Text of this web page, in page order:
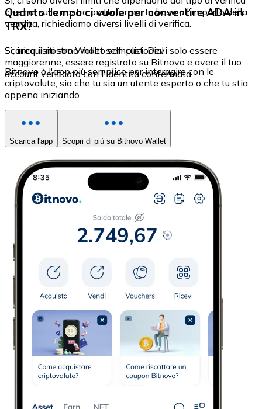
che hai sulla nostra piattaforma. In base all'importo della
vendita, richiediamo diversi livelli di verifica.
Quanto tempo ci vuole per convertire ADA in
TRX?
Sì, i requisiti sono molto semplici. Devi solo essere
maggiorenne, essere registrato su Bitnovo e avere il tuo
account verificato con l'identità confermata.
Scarica il nostro Wallet self-custodial
Bitnovo è l'app più semplice per interagire con le
criptovalute, sia che tu sia un utente esperto o che tu stia
appena iniziando.
Scarica l'app Scopri di più su Bitnovo Wallet